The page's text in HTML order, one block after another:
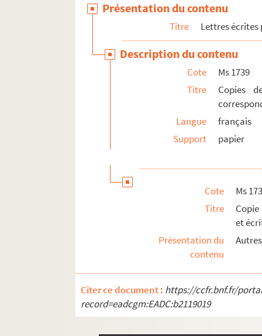
Ms 1766-167. Lettre autographe à Ondine
Ms 1766-168. Lettre autographe à Ondine
Ms 1766-169. Lettre autographe à Ondine
Ms 1766-170. Lettre autographe à Ondine
Ms 1766-171. Lettre autographe à Ondine
Ms 1766-172. Lettre autographe à Ondine
Ms 1766-173. Lettre autographe à Ondine
Ms 1766-174. Lettre autographe à Ondine
Ms 1766-176. Lettre autographe à Ondine
Ms 1766-177. Lettre autographe à Ondine
Ms 1766-178. Lettre autographe à Jacques
Ms 1766-179. Lettre autographe à Jacques
Ms 1766-180. Lettre autographe à Jacques
Ms 1766-181. Lettre autographe à Jacques
Présentation du contenu
Titre Lettres écrites
Description du contenu
Cote
Ms 1739
Titre
Copies
Langue
français
Support
papier
Cote
Ms
Titre
et
Présentation du
contenu
Citer ce document : https://ccfr.bnf.fr/
record=eadcgm:EADC:b2119019